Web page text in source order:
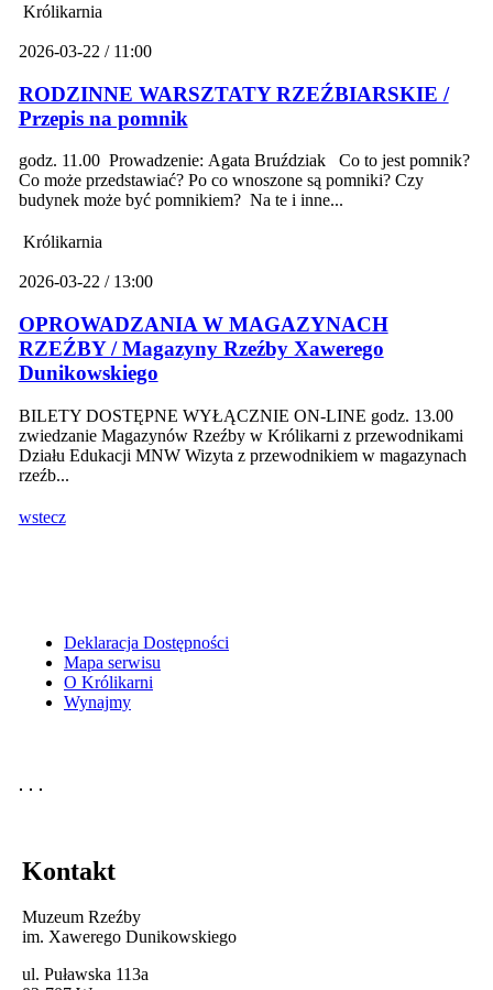
Królikarnia
2026-03-22 / 11:00
RODZINNE WARSZTATY RZEŹBIARSKIE /
Przepis na pomnik
godz. 11.00 Prowadzenie: Agata Bruździak Co to jest pomnik?
Co może przedstawiać? Po co wnoszone są pomniki? Czy
budynek może być pomnikiem? Na te i inne...
Królikarnia
2026-03-22 / 13:00
OPROWADZANIA W MAGAZYNACH
RZEŹBY / Magazyny Rzeźby Xawerego
Dunikowskiego
BILETY DOSTĘPNE WYŁĄCZNIE ON-LINE godz. 13.00
zwiedzanie Magazynów Rzeźby w Królikarni z przewodnikami
Działu Edukacji MNW Wizyta z przewodnikiem w magazynach
rzeźb...
wstecz
Deklaracja Dostępności
Mapa serwisu
O Królikarni
Wynajmy
Kontakt
Muzeum Rzeźby
im. Xawerego Dunikowskiego
ul. Puławska 113a